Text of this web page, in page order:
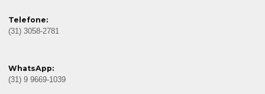
Telefone:
(31) 3058-2781
WhatsApp:
(31) 9 9669-1039